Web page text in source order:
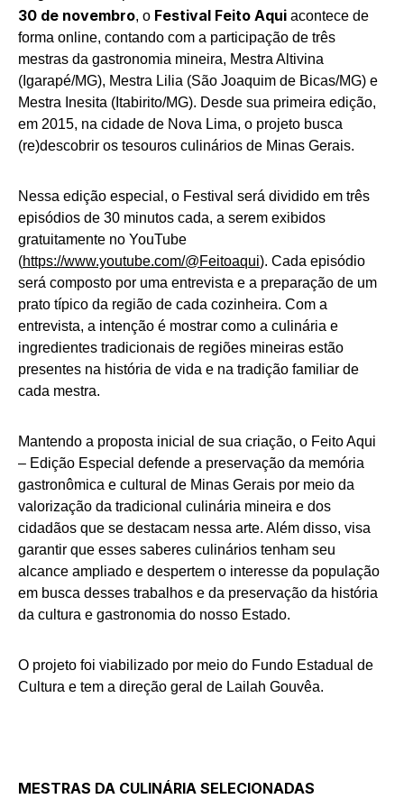
30 de novembro, o Festival Feito Aqui acontece de
forma online, contando com a participação de três
mestras da gastronomia mineira, Mestra Altivina
(Igarapé/MG), Mestra Lilia (São Joaquim de Bicas/MG) e
Mestra Inesita (Itabirito/MG). Desde sua primeira edição,
em 2015, na cidade de Nova Lima, o projeto busca
(re)descobrir os tesouros culinários de Minas Gerais.
Nessa edição especial, o Festival será dividido em três
episódios de 30 minutos cada, a serem exibidos
gratuitamente no YouTube
(https://www.youtube.com/@Feitoaqui). Cada episódio
será composto por uma entrevista e a preparação de um
prato típico da região de cada cozinheira. Com a
entrevista, a intenção é mostrar como a culinária e
ingredientes tradicionais de regiões mineiras estão
presentes na história de vida e na tradição familiar de
cada mestra.
Mantendo a proposta inicial de sua criação, o Feito Aqui
– Edição Especial defende a preservação da memória
gastronômica e cultural de Minas Gerais por meio da
valorização da tradicional culinária mineira e dos
cidadãos que se destacam nessa arte. Além disso, visa
garantir que esses saberes culinários tenham seu
alcance ampliado e despertem o interesse da população
em busca desses trabalhos e da preservação da história
da cultura e gastronomia do nosso Estado.
O projeto foi viabilizado por meio do Fundo Estadual de
Cultura e tem a direção geral de Lailah Gouvêa.
MESTRAS DA CULINÁRIA SELECIONADAS